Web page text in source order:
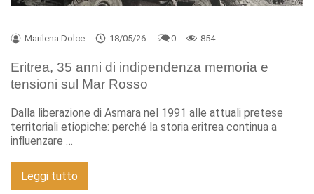
Marilena Dolce 18/05/26 0 854
Eritrea, 35 anni di indipendenza memoria e
tensioni sul Mar Rosso
Dalla liberazione di Asmara nel 1991 alle attuali pretese
territoriali etiopiche: perché la storia eritrea continua a
influenzare …
Leggi tutto